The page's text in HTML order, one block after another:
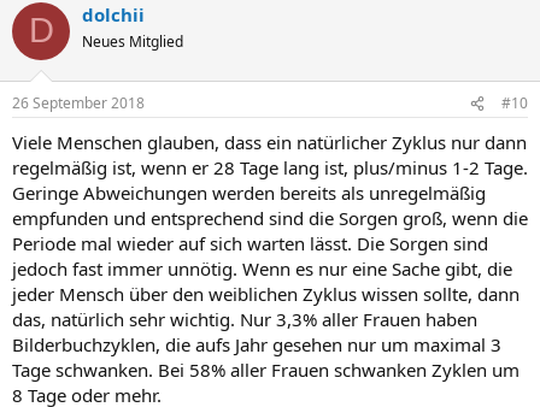
D dolchii
Neues Mitglied
26 September 2018 #10
Viele Menschen glauben, dass ein natürlicher Zyklus nur dann
regelmäßig ist, wenn er 28 Tage lang ist, plus/minus 1-2 Tage.
Geringe Abweichungen werden bereits als unregelmäßig
empfunden und entsprechend sind die Sorgen groß, wenn die
Periode mal wieder auf sich warten lässt. Die Sorgen sind
jedoch fast immer unnötig. Wenn es nur eine Sache gibt, die
jeder Mensch über den weiblichen Zyklus wissen sollte, dann
das, natürlich sehr wichtig. Nur 3,3% aller Frauen haben
Bilderbuchzyklen, die aufs Jahr gesehen nur um maximal 3
Tage schwanken. Bei 58% aller Frauen schwanken Zyklen um
8 Tage oder mehr.